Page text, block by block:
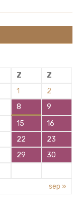
Z
Z
1
2
8
9
15
16
22
23
29
30
sep »